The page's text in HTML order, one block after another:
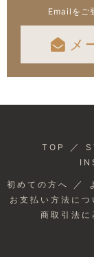
Emailをご
メ
TOP ／
初めての方へ ／
お支払い方法につ
商取引法に